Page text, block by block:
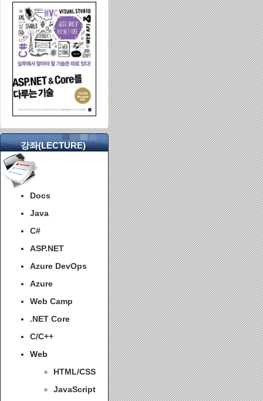
강좌(LECTURE)
Docs
Java
C#
ASP.NET
Azure DevOps
Azure
Web Camp
.NET Core
C/C++
Web
HTML/CSS
JavaScript